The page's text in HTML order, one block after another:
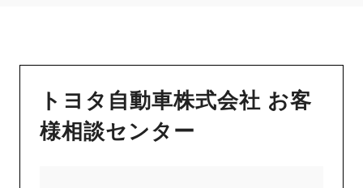
トヨタ自動車株式会社 お客
様相談センター